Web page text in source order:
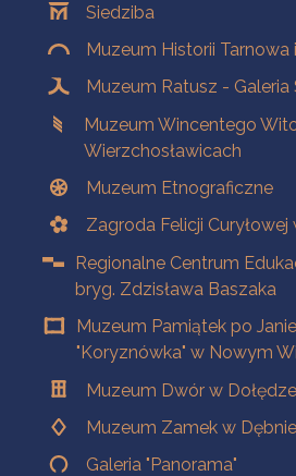
Siedziba
Muzeum Historii Tarnowa
Muzeum Ratusz - Galeria
Muzeum Wincentego
Wierzchosławicach
Muzeum Etnograficzne
Zagroda Felicji Curyłowej
Regionalne Centrum
bryg. Zdzisława Baszaka
Muzeum Pamiątek po
"Koryznówka" w Nowym
Muzeum Dwór w Dołędze
Muzeum Zamek w Dębnie
Galeria "Panorama"